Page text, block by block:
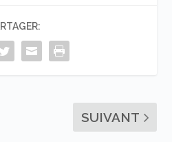
SUIVANT